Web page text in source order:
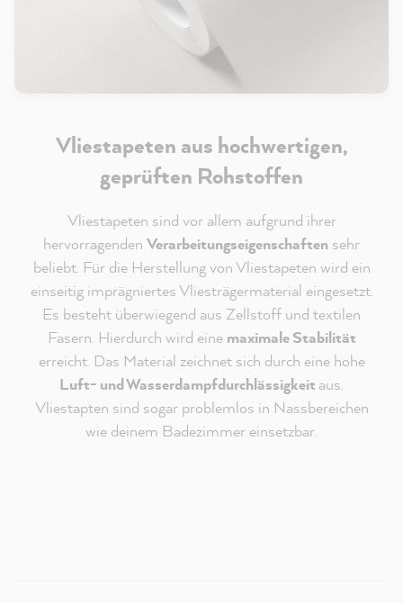
Vliestapeten aus hochwertigen,
geprüften Rohstoffen
Vliestapeten sind vor allem aufgrund ihrer
hervorragenden Verarbeitungseigenschaften sehr
beliebt. Für die Herstellung von Vliestapeten wird ein
einseitig imprägniertes Vliesträgermaterial eingesetzt.
Es besteht überwiegend aus Zellstoff und textilen
Fasern. Hierdurch wird eine maximale Stabilität
erreicht. Das Material zeichnet sich durch eine hohe
Luft- und Wasserdampfdurchlässigkeit aus.
Vliestapten sind sogar problemlos in Nassbereichen
wie deinem Badezimmer einsetzbar.
Redaktioneller Inhalt vom